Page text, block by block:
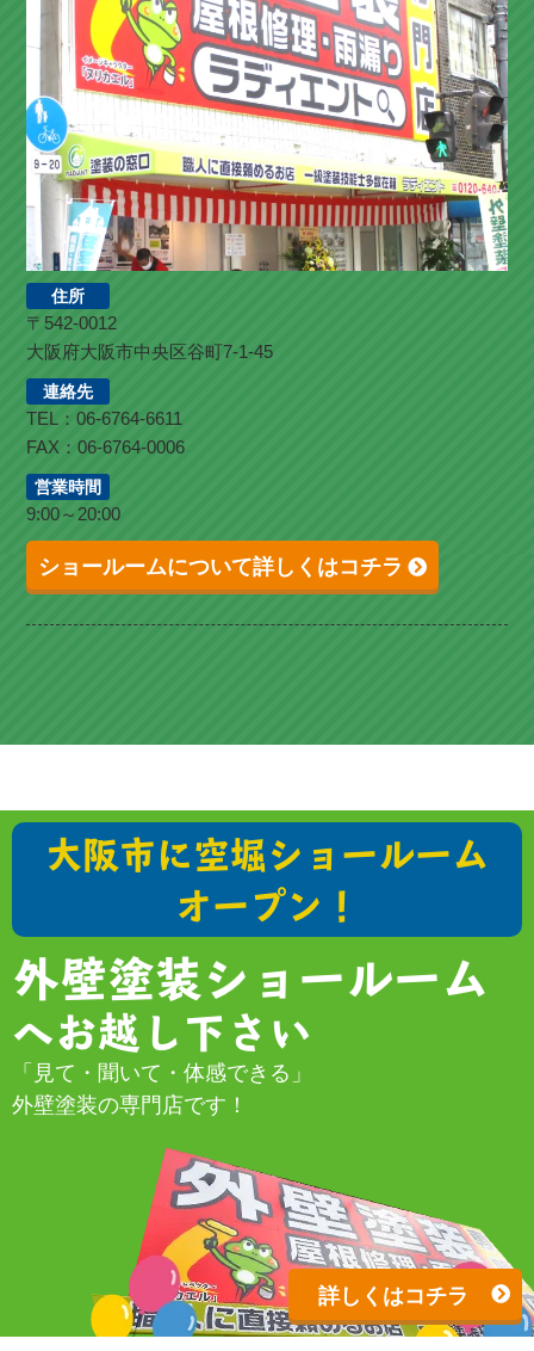
住所
〒542-0012
大阪府大阪市中央区谷町7-1-45
連絡先
TEL：06-6764-6611
FAX：06-6764-0006
営業時間
9:00～20:00
ショールームについて詳しくはコチラ
大阪市に空堀ショールーム
オープン！
外壁塗装ショールーム
へお越し下さい
「見て・聞いて・体感できる」
外壁塗装の専門店です！
詳しくはコチラ